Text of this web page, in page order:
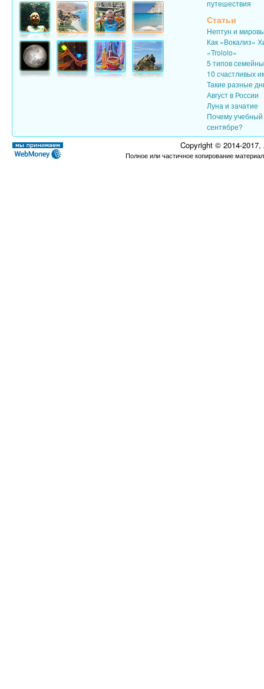
путешествия
Статьи
Нептун и
Как «Вокализ»
«Trololo»
5 типов
10 счастливых
Такие разные
Август в России
Луна и зачатие
Почему учебный
сентябре?
Copyright © 2014-
Полное или частичное копирование